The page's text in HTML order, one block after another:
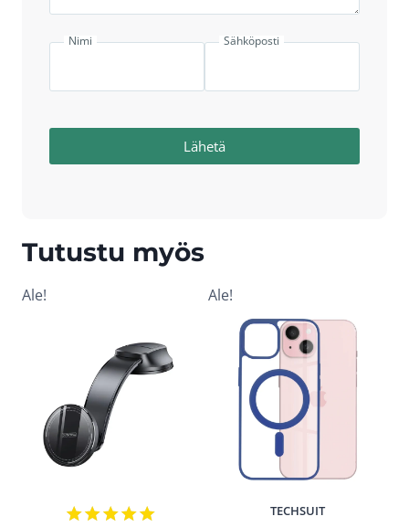
Nimi Sähköposti
Lähetä
Tutustu myös
Ale! Ale!
TECHSUIT